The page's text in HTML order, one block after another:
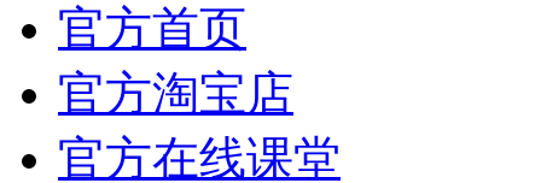
官方首页
官方淘宝店
官方在线课堂